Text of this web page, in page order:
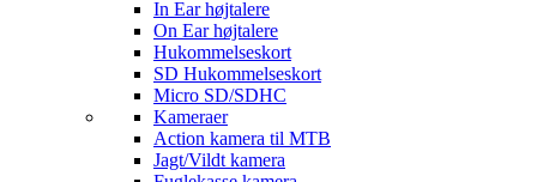
In Ear højtalere
On Ear højtalere
Hukommelseskort
SD Hukommelseskort
Micro SD/SDHC
Kameraer
Action kamera til MTB
Jagt/Vildt kamera